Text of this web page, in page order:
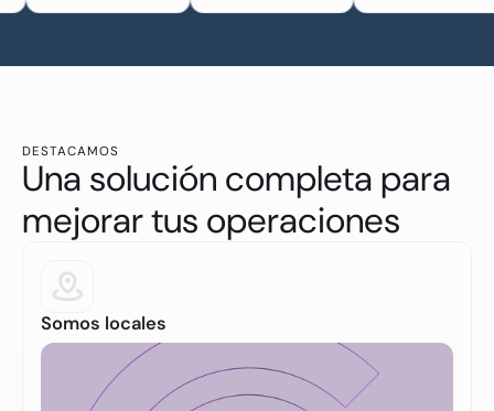
DESTACAMOS
Una solución completa para
mejorar tus operaciones
Somos locales